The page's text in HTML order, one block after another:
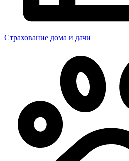
Страхование дома и дачи